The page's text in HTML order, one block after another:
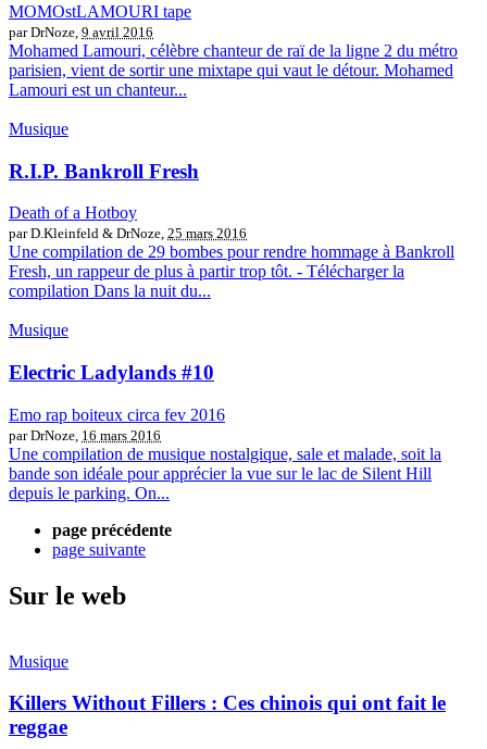
MOMOstLAMOURI tape
par DrNoze, 9 avril 2016
Mohamed Lamouri, célèbre chanteur de raï de la ligne 2 du métro
parisien, vient de sortir une mixtape qui vaut le détour. Mohamed
Lamouri est un chanteur...
Musique
R.I.P. Bankroll Fresh
Death of a Hotboy
par D.Kleinfeld & DrNoze, 25 mars 2016
Une compilation de 29 bombes pour rendre hommage à Bankroll
Fresh, un rappeur de plus à partir trop tôt. - Télécharger la
compilation Dans la nuit du...
Musique
Electric Ladylands #10
Emo rap boiteux circa fev 2016
par DrNoze, 16 mars 2016
Une compilation de musique nostalgique, sale et malade, soit la
bande son idéale pour apprécier la vue sur le lac de Silent Hill
depuis le parking. On...
page précédente
page suivante
Sur le web
Musique
Killers Without Fillers : Ces chinois qui ont fait le
reggae